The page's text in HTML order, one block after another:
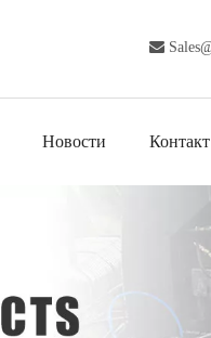

Новости Контакт